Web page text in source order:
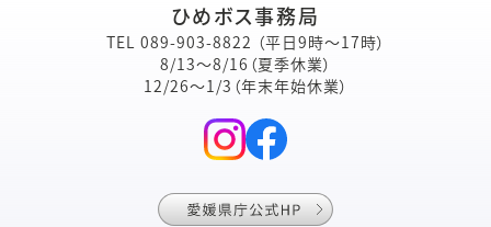
ひめボス事務局
TEL 089-903-8822 （平日9時～17時）
8/13～8/16（夏季休業）
12/26～1/3（年末年始休業）